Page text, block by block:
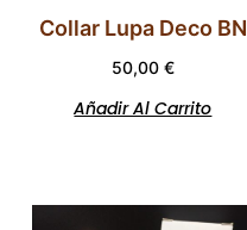
Collar Lupa Deco BN
50,00 €
Añadir Al Carrito